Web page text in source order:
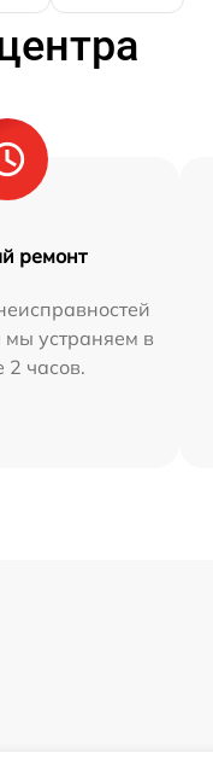
ремонт
мы устраняем в
2 часов.